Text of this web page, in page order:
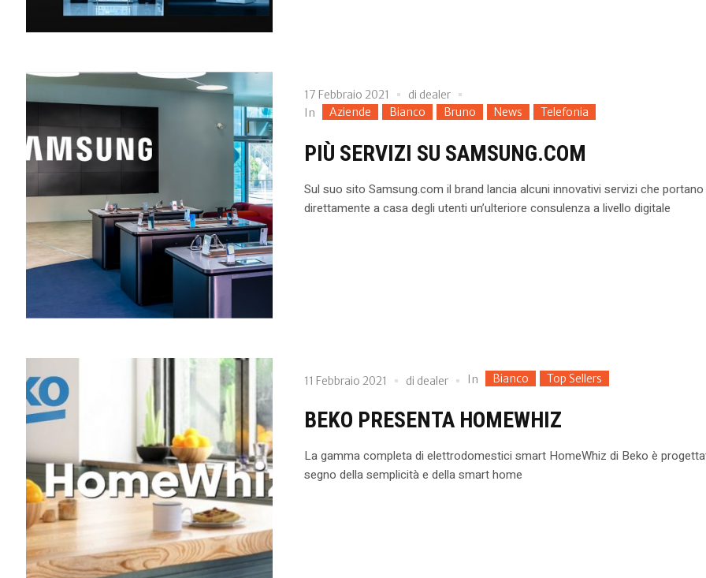
17 Febbraio 2021 di dealer
In
Aziende Bianco Bruno News Telefonia
PIÙ SERVIZI SU SAMSUNG.COM
Sul suo sito Samsung.com il brand lancia alcuni innovativi servizi che portano
direttamente a casa degli utenti un’ulteriore consulenza a livello digitale
11 Febbraio 2021 di dealer In Bianco Top Sellers
BEKO PRESENTA HOMEWHIZ
La gamma completa di elettrodomestici smart HomeWhiz di Beko è
segno della semplicità e della smart home